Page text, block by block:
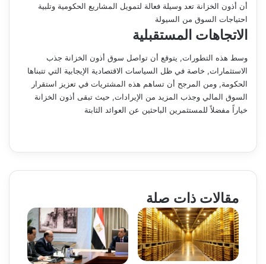
أن أذون الخزانة تعد وسيلة فعالة لتمويل المشاريع الحكومية وتلبية
احتياجات السوق من السيولة
الاتجاهات المستقبلية
وسط هذه التطورات, يتوقع أن تواصل سوق أذون الخزانة جذب
الاستثمارات, خاصة في ظل السياسات الاقتصادية الإيجابية التي تتبناها
الحكومة, ومن المرجح أن تساهم هذه المشتريات في تعزيز استقرار
السوق المالي وجذب المزيد من الإيرادات, حيث تبقى أذون الخزانة
خياراً مفضلاً للمستثمرين الباحثين عن العوائد الثابتة
مقالات ذات صلة